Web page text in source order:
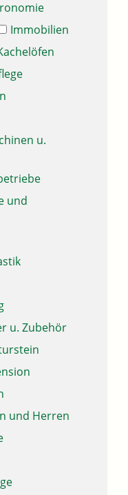
Immobilien
u.
und
u. Zubehör
und Herren